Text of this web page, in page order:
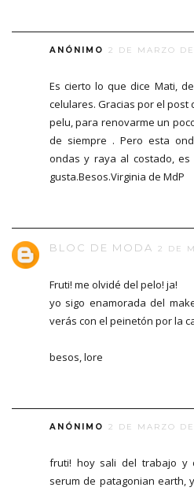
ANÓNIMO 2 DE MARZO
Es cierto lo que dice Mati,
celulares. Gracias por el post
pelu, para renovarme un
de siempre . Pero esta
ondas y raya al costado,
gusta.Besos.Virginia de MdP
BLOC DE MODA 2 DE
Fruti! me olvidé del pelo! ja!
yo sigo enamorada del
verás con el peinetón por la
besos, lore
ANÓNIMO 2 DE MARZO
fruti! hoy sali del trabajo y
serum de patagonian earth,